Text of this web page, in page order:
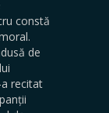
constă
de
recitat